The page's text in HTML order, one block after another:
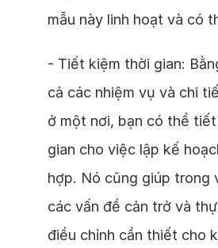
mẫu này linh hoạt và có
- Tiết kiệm thời gian:
cả các nhiệm vụ và chi
ở một nơi, bạn có thể
gian cho việc lập kế
hợp. Nó cũng giúp trong
các vấn đề cản trở và
điều chỉnh cần thiết cho